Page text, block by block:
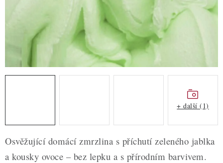
TÉMATICKÉ PRODUKTY
PROFI BALENÍ
NOVÉ ZBOŽÍ
Hodnocení obchodu
Blog
Moje objednávka
Podmínky ochrany osobních údajů
Osvěžující domácí zmrzlina s příchutí zeleného jablka
a kousky ovoce – bez lepku a s přírodním barvivem.
+ další (1)